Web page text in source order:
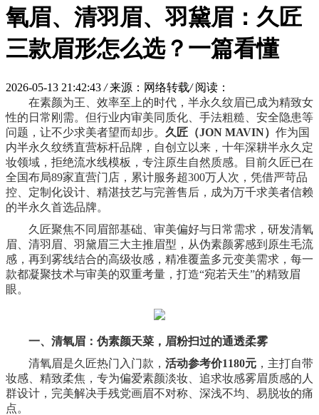
氧眉、清羽眉、羽黛眉：久匠
三款眉形怎么选？一篇看懂
2026-05-13 21:42:43 / 来源：网络转载/ 阅读：
在素颜为王、效率至上的时代，半永久纹眉已成为精致女
性的日常刚需。但行业内审美同质化、手法粗糙、安全隐患等
问题，让不少求美者望而却步。 久匠（JON MAVIN） 作为国
内半永久纹绣直营标杆品牌，自创立以来，十年深耕半永久定
妆领域，拒绝流水线模板，专注原生自然质感。目前久匠已在
全国布局89家直营门店，累计服务超300万人次，凭借严苛品
控、定制化设计、精湛技艺与完善售后，成为万千求美者信赖
的半永久首选品牌。
久匠聚焦不同眉部基础、审美偏好与日常需求，研发清氧
眉、清羽眉、羽黛眉三大主推眉型，从伪素颜雾感到原生毛流
感，再到雾线结合的高级妆感，精准覆盖多元变美需求，每一
款都凝聚技术与审美的双重考量，打造“宛若天生”的精致眉
眼。
一、清氧眉：伪素颜天菜，眉粉扫过的通透柔雾
清氧眉是久匠热门入门款， 活动参考价1180元 ， 主打自带
妆感
精致柔焦 ，专为偏爱素颜淡妆、追求妆感雾眉质感的人
群设计，完美解决手残党画眉不对称、深浅不均、易脱妆的痛
点。